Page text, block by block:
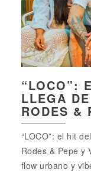
“LOCO”:
LLEGA
RODES &
“LOCO”: el hit
Rodes & Pepe y
flow urbano y